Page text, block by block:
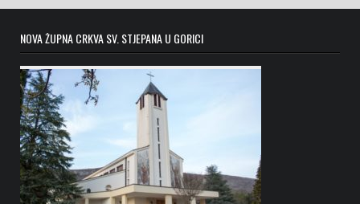
NOVA ŽUPNA CRKVA SV. STJEPANA U GORICI